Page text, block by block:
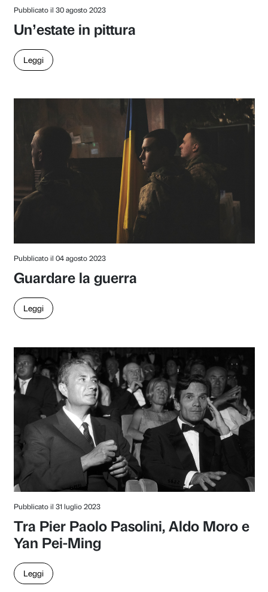
Pubblicato il 03 giugno 2024
Creazione e caduta
Leggi
Pubblicato il 19 gennaio 2024
Un medium pittorico per la
le superfici riflettenti di